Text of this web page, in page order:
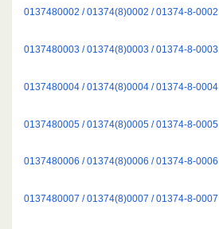
0137480002 / 01374(8)0002 / 01374-8-0002
0137480003 / 01374(8)0003 / 01374-8-0003
0137480004 / 01374(8)0004 / 01374-8-0004
0137480005 / 01374(8)0005 / 01374-8-0005
0137480006 / 01374(8)0006 / 01374-8-0006
0137480007 / 01374(8)0007 / 01374-8-0007